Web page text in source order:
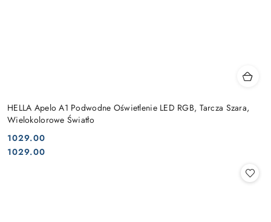
HELLA Apelo A1 Podwodne Oświetlenie LED RGB, Tarcza Szara,
Wielokolorowe Światło
Cena:
1029.00
Cena:
1029.00